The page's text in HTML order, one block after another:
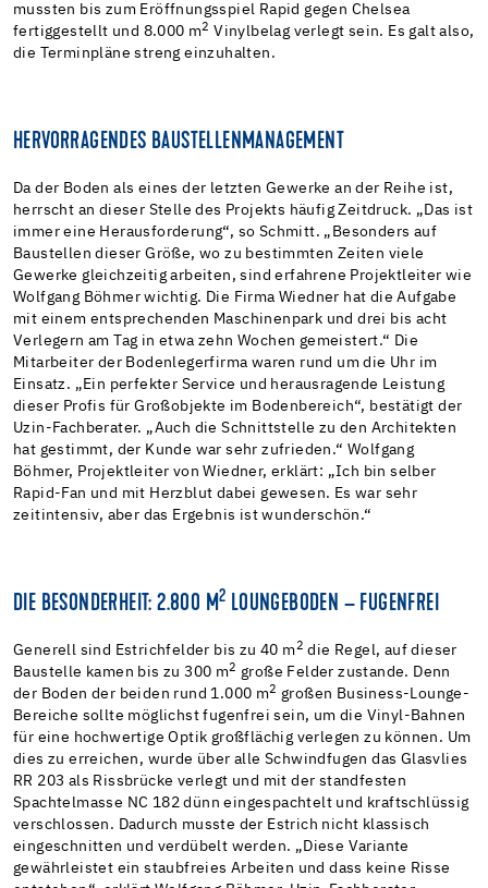
mussten bis zum Eröffnungsspiel Rapid gegen Chelsea
fertiggestellt und 8.000 m2 Vinylbelag verlegt sein. Es galt also,
die Terminpläne streng einzuhalten.
HERVORRAGENDES BAUSTELLENMANAGEMENT
Da der Boden als eines der letzten Gewerke an der Reihe ist,
herrscht an dieser Stelle des Projekts häufig Zeitdruck. „Das ist
immer eine Herausforderung“, so Schmitt. „Besonders auf
Baustellen dieser Größe, wo zu bestimmten Zeiten viele
Gewerke gleichzeitig arbeiten, sind erfahrene Projektleiter wie
Wolfgang Böhmer wichtig. Die Firma Wiedner hat die Aufgabe
mit einem entsprechenden Maschinenpark und drei bis acht
Verlegern am Tag in etwa zehn Wochen gemeistert.“ Die
Mitarbeiter der Bodenlegerfirma waren rund um die Uhr im
Einsatz. „Ein perfekter Service und herausragende Leistung
dieser Profis für Großobjekte im Bodenbereich“, bestätigt der
Uzin-Fachberater. „Auch die Schnittstelle zu den Architekten
hat gestimmt, der Kunde war sehr zufrieden.“ Wolfgang
Böhmer, Projektleiter von Wiedner, erklärt: „Ich bin selber
Rapid-Fan und mit Herzblut dabei gewesen. Es war sehr
zeitintensiv, aber das Ergebnis ist wunderschön.“
DIE BESONDERHEIT: 2.800 M2 LOUNGEBODEN – FUGENFREI
Generell sind Estrichfelder bis zu 40 m 2 die Regel, auf dieser
Baustelle kamen bis zu 300 m2 große Felder zustande. Denn
der Boden der beiden rund 1.000 m2 großen Business-Lounge-
Bereiche sollte möglichst fugenfrei sein, um die Vinyl-Bahnen
für eine hochwertige Optik großflächig verlegen zu können. Um
dies zu erreichen, wurde über alle Schwindfugen das Glasvlies
RR 203 als Rissbrücke verlegt und mit der standfesten
Spachtelmasse NC 182 dünn eingespachtelt und kraftschlüssig
verschlossen. Dadurch musste der Estrich nicht klassisch
eingeschnitten und verdübelt werden. „Diese Variante
gewährleistet ein staubfreies Arbeiten und dass keine Risse